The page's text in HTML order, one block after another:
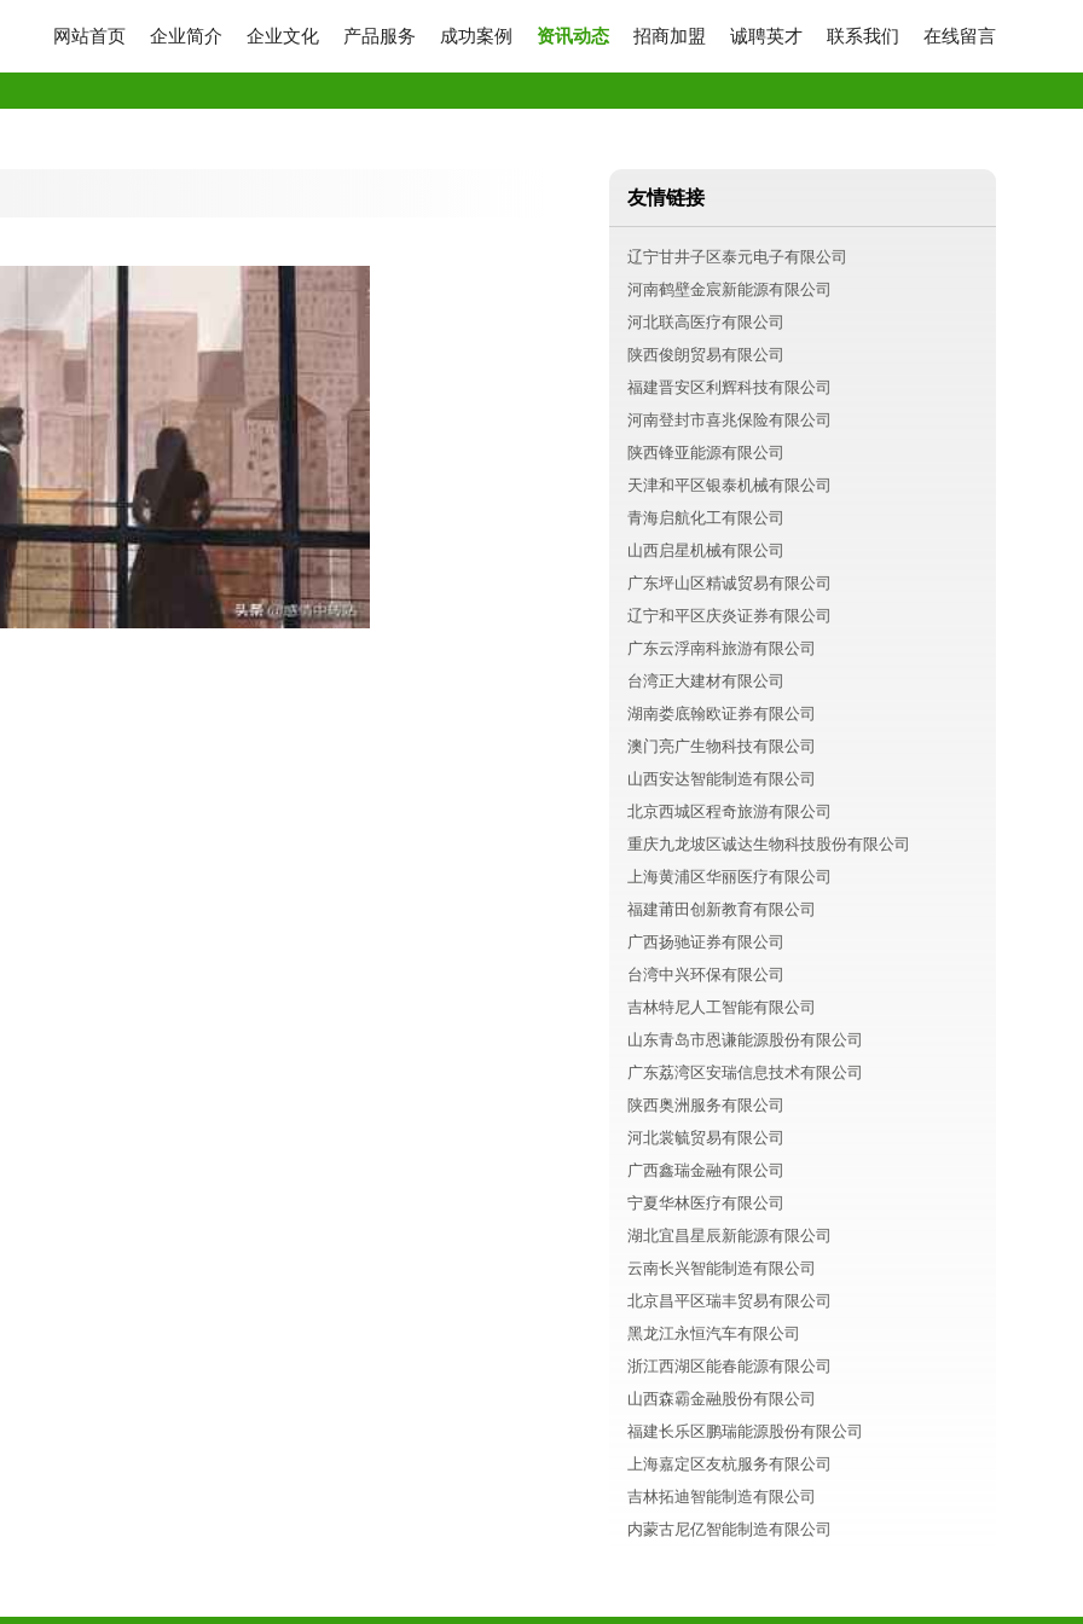
网站首页 企业简介 企业文化 产品服务 成功案例 资讯动态 招商加盟 诚聘英才 联系我们 在线留言
友情链接
辽宁甘井子区泰元电子有限公司
河南鹤壁金宸新能源有限公司
河北联高医疗有限公司
陕西俊朗贸易有限公司
福建晋安区利辉科技有限公司
河南登封市喜兆保险有限公司
陕西锋亚能源有限公司
天津和平区银泰机械有限公司
青海启航化工有限公司
山西启星机械有限公司
广东坪山区精诚贸易有限公司
辽宁和平区庆炎证券有限公司
广东云浮南科旅游有限公司
台湾正大建材有限公司
湖南娄底翰欧证券有限公司
澳门亮广生物科技有限公司
山西安达智能制造有限公司
北京西城区程奇旅游有限公司
重庆九龙坡区诚达生物科技股份有限公司
上海黄浦区华丽医疗有限公司
福建莆田创新教育有限公司
广西扬驰证券有限公司
台湾中兴环保有限公司
吉林特尼人工智能有限公司
山东青岛市恩谦能源股份有限公司
广东荔湾区安瑞信息技术有限公司
陕西奥洲服务有限公司
河北裳毓贸易有限公司
广西鑫瑞金融有限公司
宁夏华林医疗有限公司
湖北宜昌星辰新能源有限公司
云南长兴智能制造有限公司
北京昌平区瑞丰贸易有限公司
黑龙江永恒汽车有限公司
浙江西湖区能春能源有限公司
山西森霸金融股份有限公司
福建长乐区鹏瑞能源股份有限公司
上海嘉定区友杭服务有限公司
吉林拓迪智能制造有限公司
内蒙古尼亿智能制造有限公司